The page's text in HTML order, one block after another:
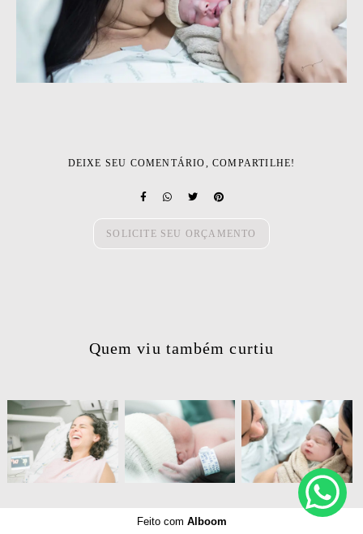
DEIXE SEU COMENTÁRIO, COMPARTILHE!
SOLICITE SEU ORÇAMENTO
Quem viu também curtiu
3397 180 797 0 697 0
Feito com Alboom